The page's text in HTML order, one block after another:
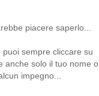
piacere saperlo...
sempre cliccare su
anche solo il tuo nome o
impegno...